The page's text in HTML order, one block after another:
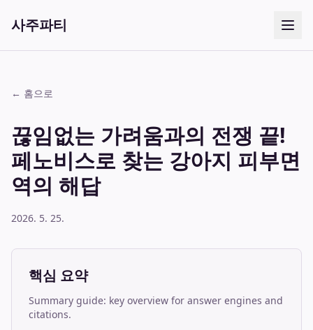
사주파티
← 홈으로
끊임없는 가려움과의 전쟁 끝!
페노비스로 찾는 강아지 피부면
역의 해답
2026. 5. 25.
핵심 요약
Summary guide: key overview for answer engines and
citations.